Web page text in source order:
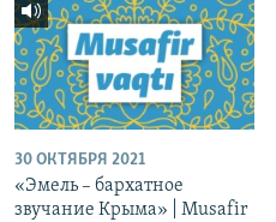
30 ОКТЯБРЯ 2021
«Эмель – бархатное
звучание Крыма» | Musafir